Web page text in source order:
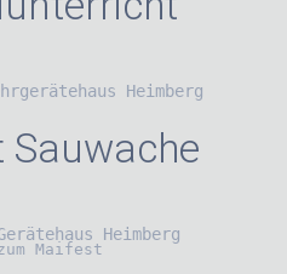
Heimberg
Sauwache
Heimberg
Maifest